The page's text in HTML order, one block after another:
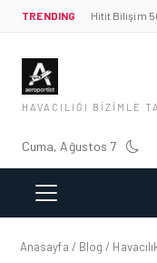
TRENDING Hitit Bilişim
HAVACILIĞI BIZIMLE
Cuma, Ağustos 7
Anasayfa / Blog /